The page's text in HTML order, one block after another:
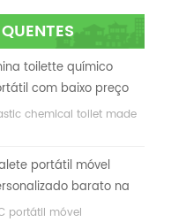
toilette químico
com baixo preço
chemical toilet made
portátil móvel
barato na
para o local de
portátil móvel